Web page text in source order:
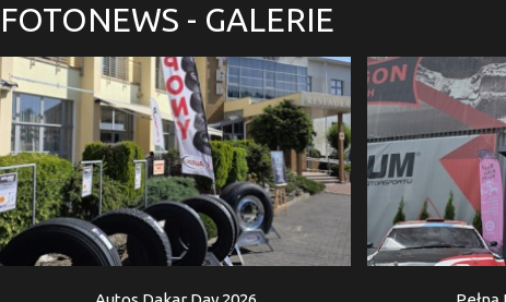
FOTONEWS - GALERIE